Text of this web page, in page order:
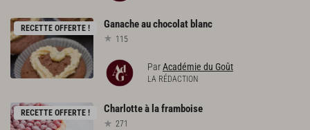
RECETTE OFFERTE ! Ganacheauchocolat blanc
115
ParAcadémie du Goût
LA RÉDACTION
RECETTE OFFERTE ! Charlotteà laframboise
271